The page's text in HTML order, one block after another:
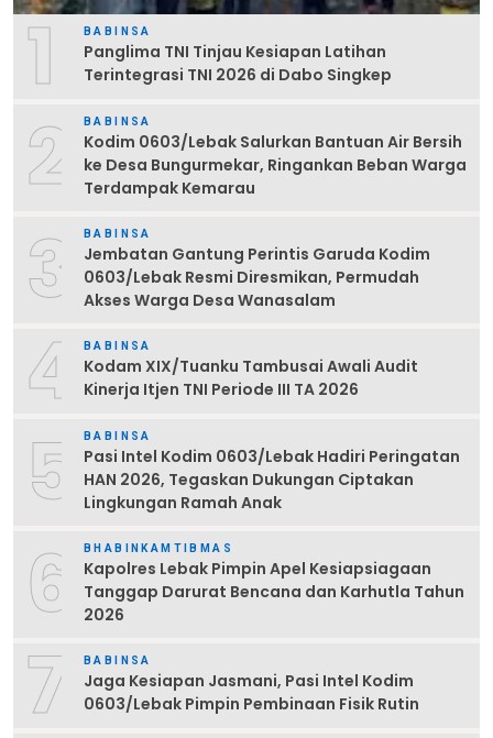
1 BABINSA
Panglima TNI Tinjau Kesiapan Latihan
Terintegrasi TNI 2026 di Dabo Singkep
2 BABINSA
Kodim 0603/Lebak Salurkan Bantuan Air Bersih
ke Desa Bungurmekar, Ringankan Beban Warga
Terdampak Kemarau
3 BABINSA
Jembatan Gantung Perintis Garuda Kodim
0603/Lebak Resmi Diresmikan, Permudah
Akses Warga Desa Wanasalam
4 BABINSA
Kodam XIX/Tuanku Tambusai Awali Audit
Kinerja Itjen TNI Periode III TA 2026
5 BABINSA
Pasi Intel Kodim 0603/Lebak Hadiri Peringatan
HAN 2026, Tegaskan Dukungan Ciptakan
Lingkungan Ramah Anak
6 BHABINKAMTIBMAS
Kapolres Lebak Pimpin Apel Kesiapsiagaan
Tanggap Darurat Bencana dan Karhutla Tahun
2026
7 BABINSA
Jaga Kesiapan Jasmani, Pasi Intel Kodim
0603/Lebak Pimpin Pembinaan Fisik Rutin